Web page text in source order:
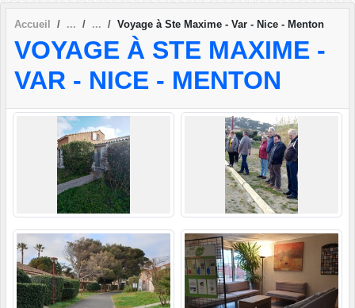
Accueil Voyage à Ste Maxime - Var - Nice - Menton
VOYAGE À STE MAXIME -
VAR - NICE - MENTON